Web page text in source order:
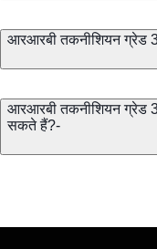
आरआरबी तकनीशियन ग्रेड
आरआरबी तकनीशियन ग्रेड
सकते हैं?-